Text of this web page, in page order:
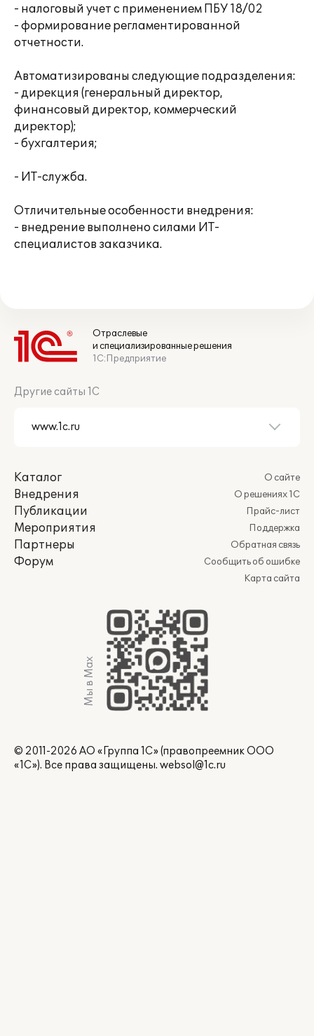
- налоговый учет с применением ПБУ 18/02
- формирование регламентированной
отчетности.
Автоматизированы следующие подразделения:
- дирекция (генеральный директор,
финансовый директор, коммерческий
директор);
- бухгалтерия;
- ИТ-служба.
Отличительные особенности внедрения:
- внедрение выполнено силами ИТ-
специалистов заказчика.
Отраслевые
и специализированные решения
1С:Предприятие
Другие сайты 1С
Каталог
Внедрения
Публикации
Мероприятия
Партнеры
Форум
О сайте
О решениях 1С
Прайс-лист
Поддержка
Обратная связь
Сообщить об ошибке
Карта сайта
Мы в Max
© 2011-2026 АО «Группа 1С» (правопреемник ООО
«1С»). Все права защищены. websol@1c.ru